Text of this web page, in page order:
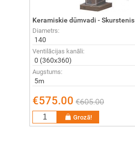
Keramiskie dūmvadi - Skurstenis
Diametrs:
Ventilācijas kanāli:
Augstums:
€575.00 €605.00
Grozā!